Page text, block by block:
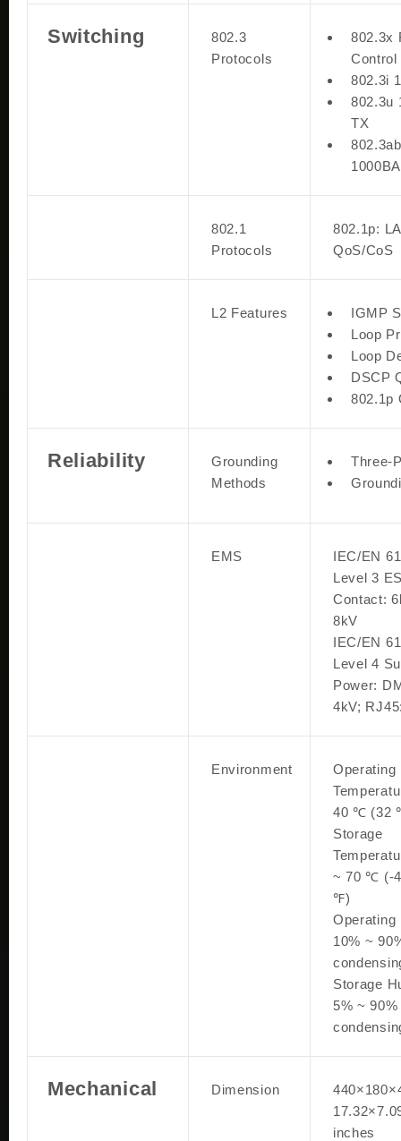
Switching
802.3
Protocols
802.3x
Control
802.3i
802.3u
TX
802.3ab
802.1
Protocols
802.1p:
QoS/CoS
L2 Features
IGMP
Loop
Loop
DSCP
802.1p
Reliability
Grounding
Methods
Three-
EMS
IEC/EN
Level 3
Contact:
8kV
IEC/EN
Level 4
Power:
4kV;
Environment
Operating
40 ℃ (32
Storage
~ 70 ℃ (-
℉)
Operating
10% ~
Storage
5% ~
Mechanical Dimension
inches